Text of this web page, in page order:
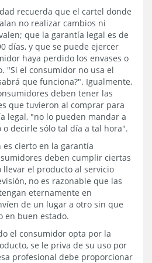
recuerda que el cartel donde
no realizar cambios ni
que la garantía legal es de
días, y que se puede ejercer
haya perdido los envases o
"Si el consumidor no usa el
que funciona?". Igualmente,
deben tener las
que tuvieron al comprar para
legal, "no lo pueden mandar a
decirle sólo tal día a tal hora".
cierto en la garantía
deben cumplir ciertas
llevar el producto al servicio
no es razonable que las
eternamente en
de un lugar a otro sin que
en buen estado.
el consumidor opta por la
se le priva de su uso por
profesional debe proporcionar